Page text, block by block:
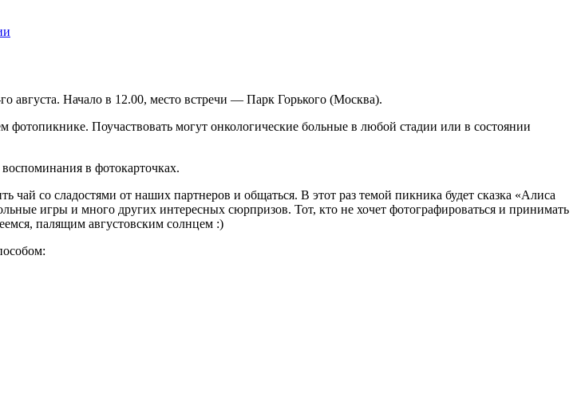
августа. Начало в 12.00, место встречи — Парк Горького (Москва).
Поучаствовать могут онкологические больные в любой стадии или в состоянии
в фотокарточках.
со сладостями от наших партнеров и общаться. В этот раз темой пикника будет сказка «Алиса
игры и много других интересных сюрпризов. Тот, кто не хочет фотографироваться и принимать
палящим августовским солнцем :)